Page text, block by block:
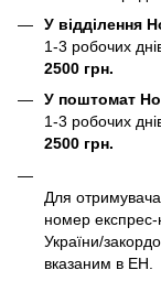
У відділення
1-3 робочих
2500 грн.
У поштомат
1-3 робочих
2500 грн.
Для
номер експрес-
України/
вказаним в ЕН.